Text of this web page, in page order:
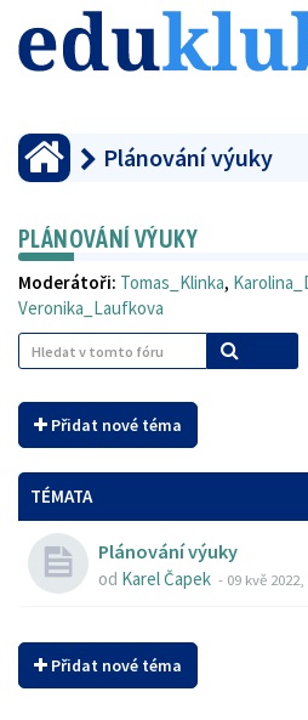
Plánování výuky
PLÁNOVÁNÍ VÝUKY
Moderátoři: Tomas_Klinka,
Veronika_Laufkova
Přidat nové téma
TÉMATA
Plánování výuky
od Karel Čapek - 09 kvě 2022,
Přidat nové téma